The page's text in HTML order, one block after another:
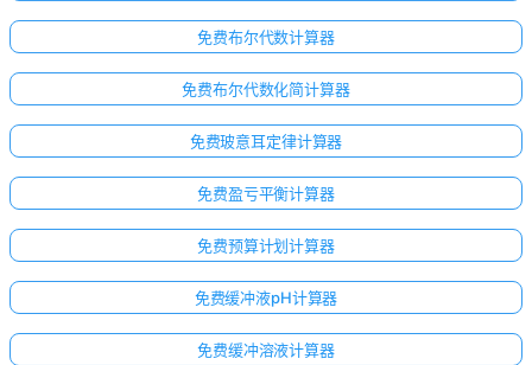
免费布尔代数计算器
免费布尔代数化简计算器
免费玻意耳定律计算器
免费盈亏平衡计算器
免费预算计划计算器
免费缓冲液pH计算器
免费缓冲溶液计算器